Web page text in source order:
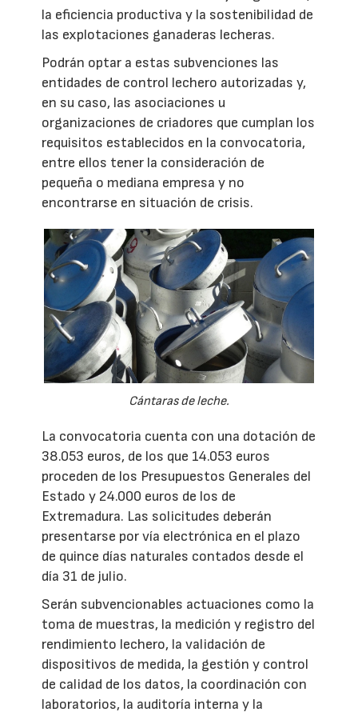
la eficiencia productiva y la sostenibilidad de
las explotaciones ganaderas lecheras.
Podrán optar a estas subvenciones las
entidades de control lechero autorizadas y,
en su caso, las asociaciones u
organizaciones de criadores que cumplan los
requisitos establecidos en la convocatoria,
entre ellos tener la consideración de
pequeña o mediana empresa y no
encontrarse en situación de crisis.
Cántaras de leche.
La convocatoria cuenta con una dotación de
38.053 euros, de los que 14.053 euros
proceden de los Presupuestos Generales del
Estado y 24.000 euros de los de
Extremadura. Las solicitudes deberán
presentarse por vía electrónica en el plazo
de quince días naturales contados desde el
día 31 de julio.
Serán subvencionables actuaciones como la
toma de muestras, la medición y registro del
rendimiento lechero, la validación de
dispositivos de medida, la gestión y control
de calidad de los datos, la coordinación con
laboratorios, la auditoría interna y la